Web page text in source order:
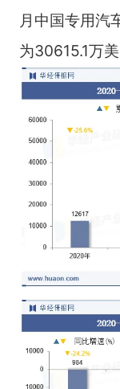
月中国专用汽
为30615.1万美